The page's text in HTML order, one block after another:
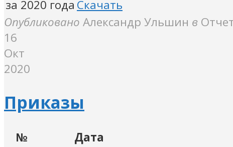
за 2020 года Скачать
Опубликовано Александр Ульшин в
16
Окт
2020
Приказы
№ Дата